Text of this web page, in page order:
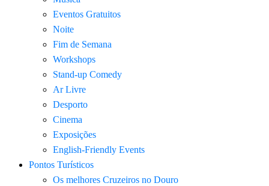
Eventos Gratuitos
Noite
Fim de Semana
Workshops
Stand-up Comedy
Ar Livre
Desporto
Cinema
Exposições
English-Friendly Events
Pontos Turísticos
Os melhores Cruzeiros no Douro​